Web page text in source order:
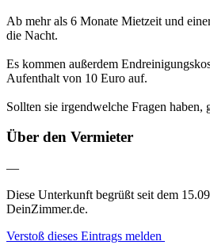
Ab mehr als 6 Monate Mietzeit und
die Nacht.
Es kommen außerdem
Aufenthalt von 10 Euro auf.
Sollten sie irgendwelche Fragen haben,
Über den Vermieter
—
Diese Unterkunft begrüßt seit dem
DeinZimmer.de.
Verstoß dieses Eintrags melden